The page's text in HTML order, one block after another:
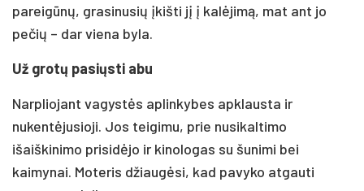
pareigūnų, grasinusių įkišti jį į kalėjimą, mat ant jo
pečių – dar viena byla.
Už grotų pasiųsti abu
Narpliojant vagystės aplinkybes apklausta ir
nukentėjusioji. Jos teigimu, prie nusikaltimo
išaiškinimo prisidėjo ir kinologas su šunimi bei
kaimynai. Moteris džiaugėsi, kad pavyko atgauti